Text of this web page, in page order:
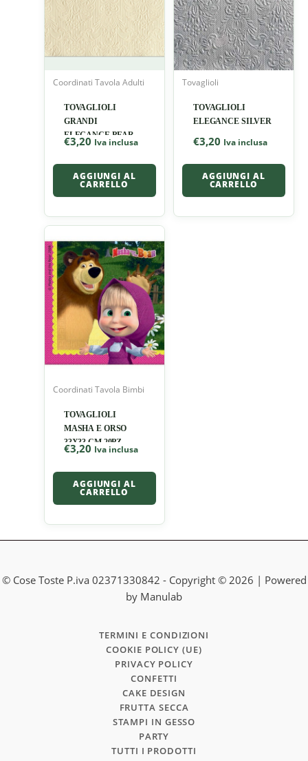
Coordinati Tavola Adulti
TOVAGLIOLI
GRANDI
ELEGANCE PEARL
CREAM
€3,20 Iva inclusa
AGGIUNGI AL
CARRELLO
Tovaglioli
TOVAGLIOLI
ELEGANCE SILVER
€3,20 Iva inclusa
AGGIUNGI AL
CARRELLO
Coordinati Tavola Bimbi
TOVAGLIOLI
MASHA E ORSO
33X33 CM 20PZ
€3,20 Iva inclusa
AGGIUNGI AL
CARRELLO
© Cose Toste P.iva 02371330842 - Copyright © 2026 | Powered
by Manulab
TERMINI E CONDIZIONI
COOKIE POLICY (UE)
PRIVACY POLICY
CONFETTI
CAKE DESIGN
FRUTTA SECCA
STAMPI IN GESSO
PARTY
TUTTI I PRODOTTI